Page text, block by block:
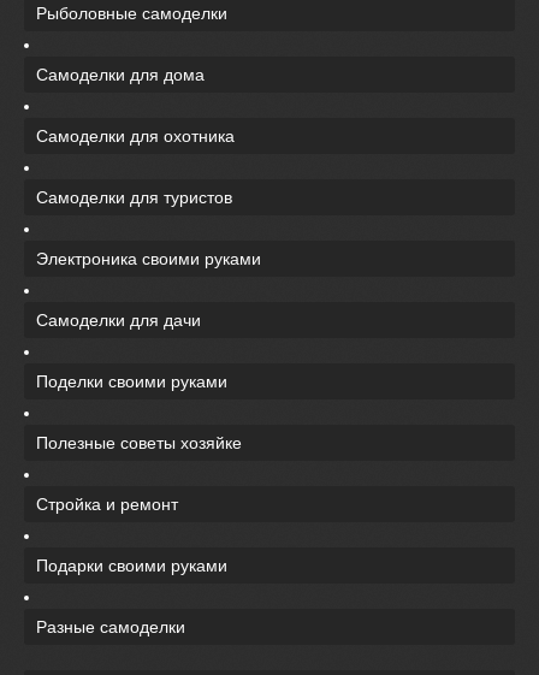
Рыболовные самоделки
Самоделки для дома
Самоделки для охотника
Самоделки для туристов
Электроника своими руками
Самоделки для дачи
Поделки своими руками
Полезные советы хозяйке
Стройка и ремонт
Подарки своими руками
Разные самоделки